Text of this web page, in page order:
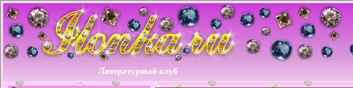
Литературный клуб